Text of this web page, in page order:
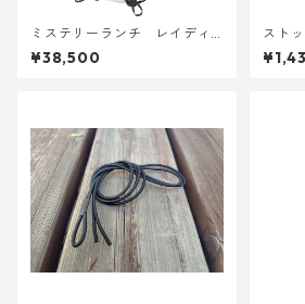
ミステリーランチ レイディ
ックス47
¥38,500
スト